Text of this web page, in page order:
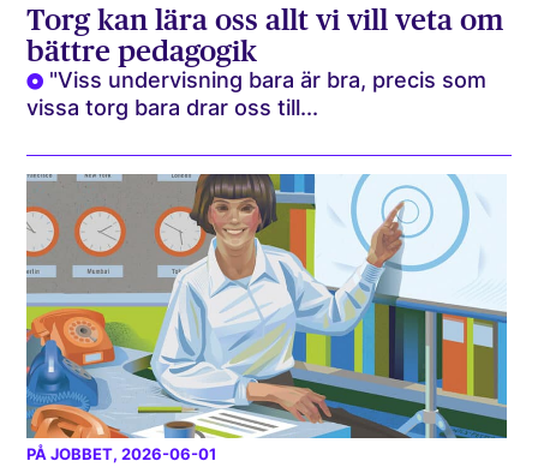
Torg kan lära oss allt vi vill veta om
bättre pedagogik
"Viss undervisning bara är bra, precis som
vissa torg bara drar oss till...
PÅ JOBBET, 2026-06-01